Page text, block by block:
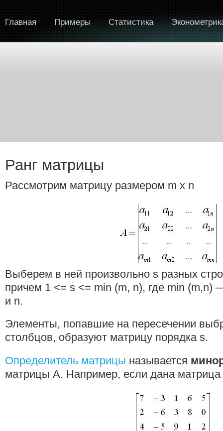
Главная Примеры Статистика
Ранг матрицы
Рассмотрим матрицу размером m х n
Выберем в ней произвольно s разных
причем 1 <= s <= min (m, n), где min (m,n)
и n.
Элементы, попавшие на пересечении
столбцов, образуют матрицу порядка s.
Определитель матрицы называется
матрицы А. Например, если дана матрица